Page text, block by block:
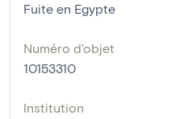
Fuite en Egypte
Numéro d'objet
10153310
Institution